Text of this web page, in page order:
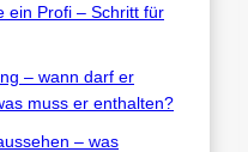
ein Profi – Schritt für
– wann darf er
muss er enthalten?
– was